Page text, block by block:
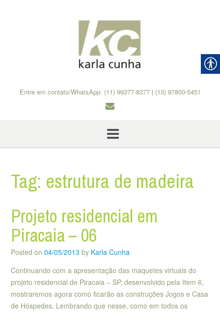
Entre em contato/WhatsApp: (11) 99377-8377 | (13) 97800-5451
Tag: estrutura de madeira
Projeto residencial em
Piracaia – 06
Posted on 04/05/2013 by Karla Cunha
Continuando com a apresentação das maquetes virtuais do
projeto residencial de Piracaia – SP, desenvolvido pela Item 6,
mostraremos agora como ficarão as construções Jogos e Casa
de Hóspedes. Lembrando que nesse, como em todos os